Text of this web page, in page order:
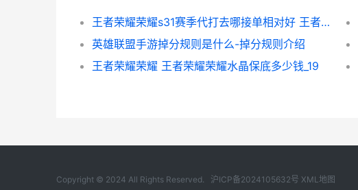
王者荣耀荣耀s31赛季代打去哪接单相对好 王者荣耀荣耀水晶多少次必出
英雄联盟手游掉分规则是什么-掉分规则介绍
王者荣耀荣耀 王者荣耀荣耀水晶保底多少钱_19
Copyright © 2024 All Rights Reserved. 沪ICP备2024105632号 XML地图